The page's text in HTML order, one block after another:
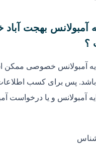
آمبولانس بهجت
؟
آمبولانس خصوصی ممکن
پس برای کسب
آمبولانس و یا درخواست